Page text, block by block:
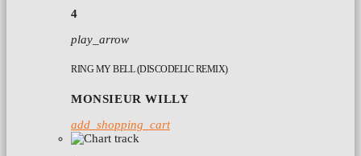
4
play_arrow
RING MY BELL (DISCODELIC REMIX)
MONSIEUR WILLY
add_shopping_cart